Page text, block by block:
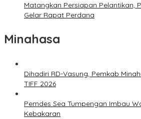
Matangkan Persiapan Pelantikan,
Gelar Rapat Perdana
Minahasa
Dihadiri RD-Vasung, Pemkab
TIFF 2026
Pemdes Sea Tumpengan Imbau
Kebakaran